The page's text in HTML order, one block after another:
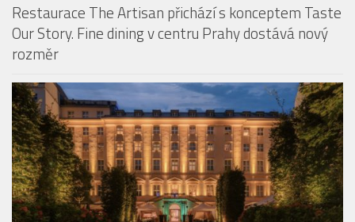
Restaurace The Artisan přichází s konceptem Taste
Our Story. Fine dining v centru Prahy dostává nový
rozměr